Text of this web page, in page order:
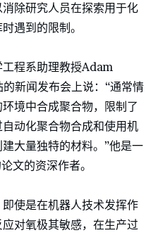
除研究人员在探索用于化
遇到的限制。
程系助理教授Adam
新闻发布会上说：“通常情
境中合成聚合物，限制了
动化聚合物合成和使用机
大量独特的材料。”他是一
文的资深作者。
使是在机器人技术发挥作
对氧极其敏感，在生产过